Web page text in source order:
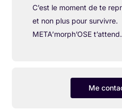
C’est le moment de te
et non plus pour survivre.
META’morph’OSE t’attend.
Me